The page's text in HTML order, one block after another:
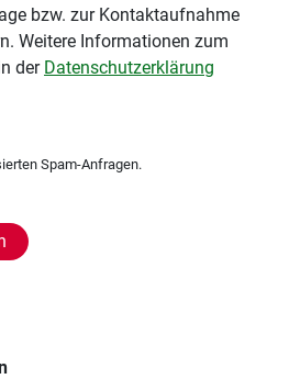
bzw. zur Kontaktaufnahme
Weitere Informationen zum
der Datenschutzerklärung